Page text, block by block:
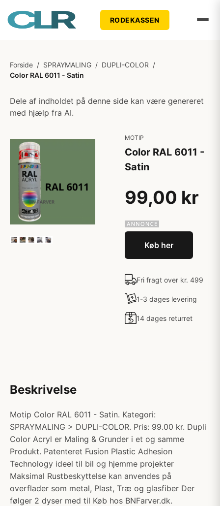
RODEKASSEN
Forside / SPRAYMALING / DUPLI-COLOR /
Color RAL 6011 - Satin
Dele af indholdet på denne side kan være genereret
med hjælp fra AI.
MOTIP
Color RAL 6011 -
Satin
99,00 kr
Køb her
Fri fragt over kr. 499
1-3 dages levering
14 dages returret
Beskrivelse
Motip Color RAL 6011 - Satin. Kategori:
SPRAYMALING > DUPLI-COLOR. Pris: 99.00 kr. Dupli
Color Acryl er Maling & Grunder i et og samme
Produkt. Patenteret Fusion Plastic Adhesion
Technology ideel til bil og hjemme projekter
Maksimal Rustbeskyttelse kan anvendes på
overflader som metal, Plast, Træ og glasfiber Der
følger 2 dyser med til Køb hos BNFarver.dk.